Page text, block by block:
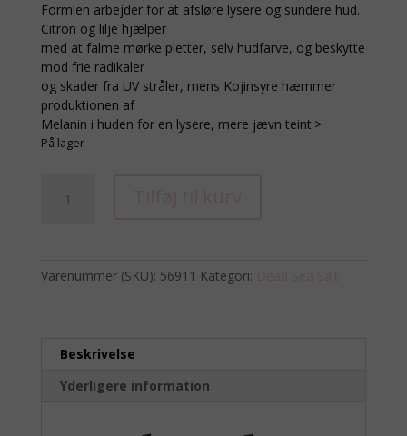
Formlen arbejder for at afsløre lysere og sundere hud.
Citron og lilje hjælper
med at falme mørke pletter, selv hudfarve, og beskytte
mod frie radikaler
og skader fra UV stråler, mens Kojinsyre hæmmer
produktionen af
Melanin i huden for en lysere, mere jævn teint.>
På lager
Lilje
Varenummer (SKU): 56911 Kategori:
Beskrivelse
Yderligere information